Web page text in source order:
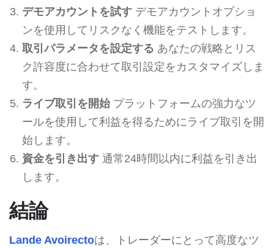
デモアカウントを試すデモアカウントオプショ
ンを使用してリスクなく機能をテストします。
取引パラメータを設定する あなたの戦略とリス
ク許容度に合わせて取引設定をカスタマイズしま
す。
ライブ取引を開始プラットフォームの強力なツ
ールを使用して利益を得るためにライブ取引を開
始します。
資金を引き出す通常24時間以内に利益を引き出
します。
結論
Lande Avoirectoは、トレーダーにとって高度なツ